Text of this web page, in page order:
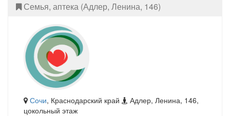
Семья, аптека (Адлер, Ленина, 146)
Сочи, Краснодарский край
Адлер, Ленина, 146,
цокольный этаж